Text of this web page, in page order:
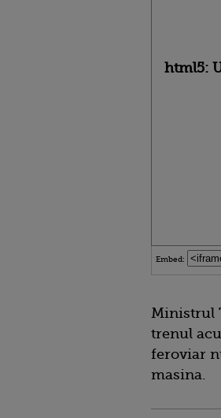
html5:
Embed:
Ministrul
trenul
feroviar
masina.